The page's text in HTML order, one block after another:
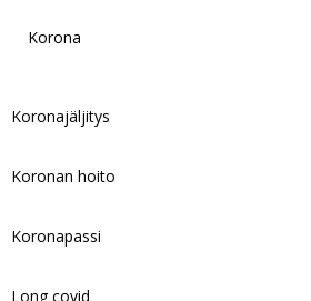
Korona
Koronajäljitys
Koronan hoito
Koronapassi
Long covid